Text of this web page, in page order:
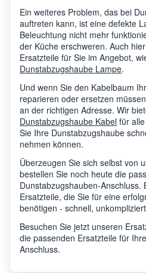
Ein weiteres Problem, das bei
auftreten kann, ist eine defekte
Beleuchtung nicht mehr
der Küche erschweren. Auch
Ersatzteile für Sie im Angebot,
Dunstabzugshaube Lampe.
Und wenn Sie den Kabelbaum
reparieren oder ersetzen
an der richtigen Adresse. Wir
Dunstabzugshaube Kabel für
Sie Ihre Dunstabzugshaube
nehmen können.
Überzeugen Sie sich selbst von
bestellen Sie noch heute die
Dunstabzugshauben-Anschluss.
Ersatzteile, die Sie für eine
benötigen - schnell,
Besuchen Sie jetzt unseren
die passenden Ersatzteile für
Anschluss.